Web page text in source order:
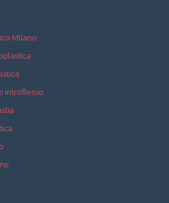
Milano
introflesso